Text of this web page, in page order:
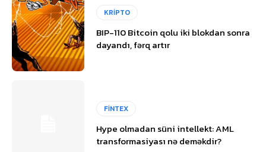
KRİPTO
BIP-110 Bitcoin qolu iki blokdan sonra
dayandı, fərq artır
FİNTEX
Hype olmadan süni intellekt: AML
transformasiyası nə deməkdir?